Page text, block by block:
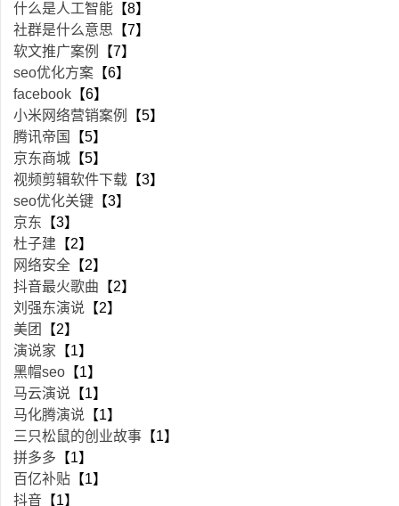
什么是人工智能 【8】
社群是什么意思 【7】
软文推广案例
【7】
seo优化方案 【6】
facebook 【6】
小米网络营销案例
【5】
腾讯帝国
【5】
京东商城 【5】
视频剪辑软件下载 【3】
seo优化关键 【3】
京东 【3】
杜子建 【2】
网络安全 【2】
抖音最火歌曲 【2】
刘强东演说 【2】
美团
【2】
演说家 【1】
黑帽seo 【1】
马云演说 【1】
马化腾演说 【1】
三只松鼠的创业故事 【1】
拼多多 【1】
百亿补贴 【1】
抖音 【1】